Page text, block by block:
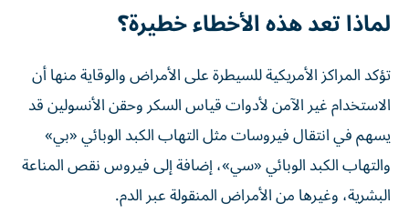
لماذا تعد هذه الأخطاء خطيرة؟
تؤكد المراكز الأمريكية للسيطرة على الأمراض والوقاية منها أن
الاستخدام غير الآمن لأدوات قياس السكر وحقن الأنسولين قد
يسهم في انتقال فيروسات مثل التهاب الكبد الوبائي «بي»
والتهاب الكبد الوبائي «سي»، إضافة إلى فيروس نقص المناعة
البشرية، وغيرها من الأمراض المنقولة عبر الدم.